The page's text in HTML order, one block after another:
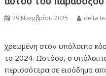
29 Νοεμβρίου 2025 delta
χρεωμένη στον υπόλοιπο
το 2024. Ωστόσο, ο
περισσότερα σε εισόδημα